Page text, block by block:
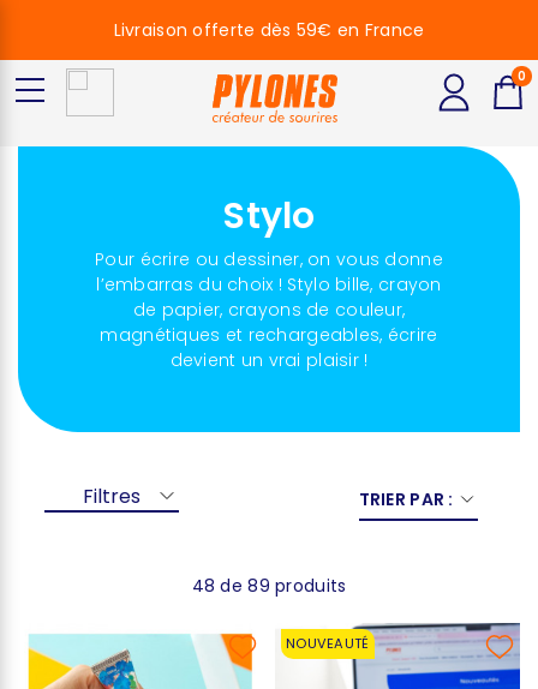
Stylo
Pour écrire ou dessiner, on vous donne
l’embarras du choix ! Stylo bille, crayon
de papier, crayons de couleur,
magnétiques et rechargeables, écrire
devient un vrai plaisir !
Filtres TRIER PAR :
48 de 89 produits
NOUVEAUTÉ
Livraison offerte dès 59€ en France
0